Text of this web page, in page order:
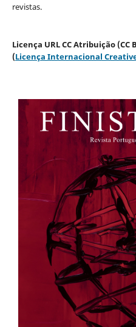
revistas.
Licença URL CC Atribuição (CC
(Licença Internacional